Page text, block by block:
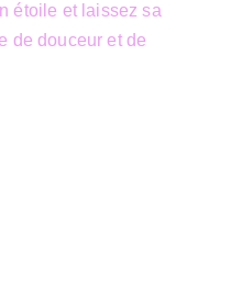
étoile et laissez sa
de douceur et de